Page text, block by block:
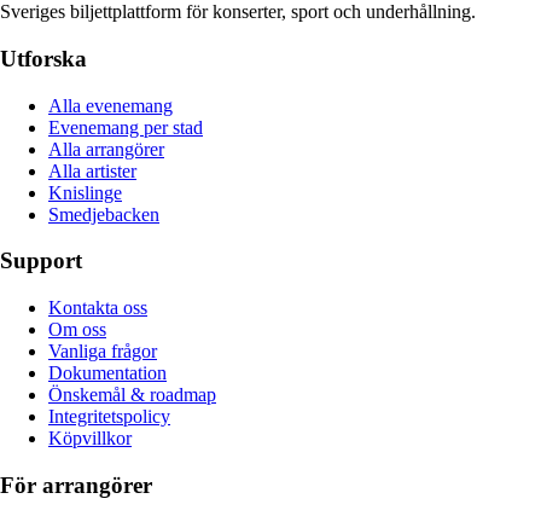
Sveriges biljettplattform för konserter, sport och underhållning.
Utforska
Alla evenemang
Evenemang per stad
Alla arrangörer
Alla artister
Knislinge
Smedjebacken
Support
Kontakta oss
Om oss
Vanliga frågor
Dokumentation
Önskemål & roadmap
Integritetspolicy
Köpvillkor
För arrangörer